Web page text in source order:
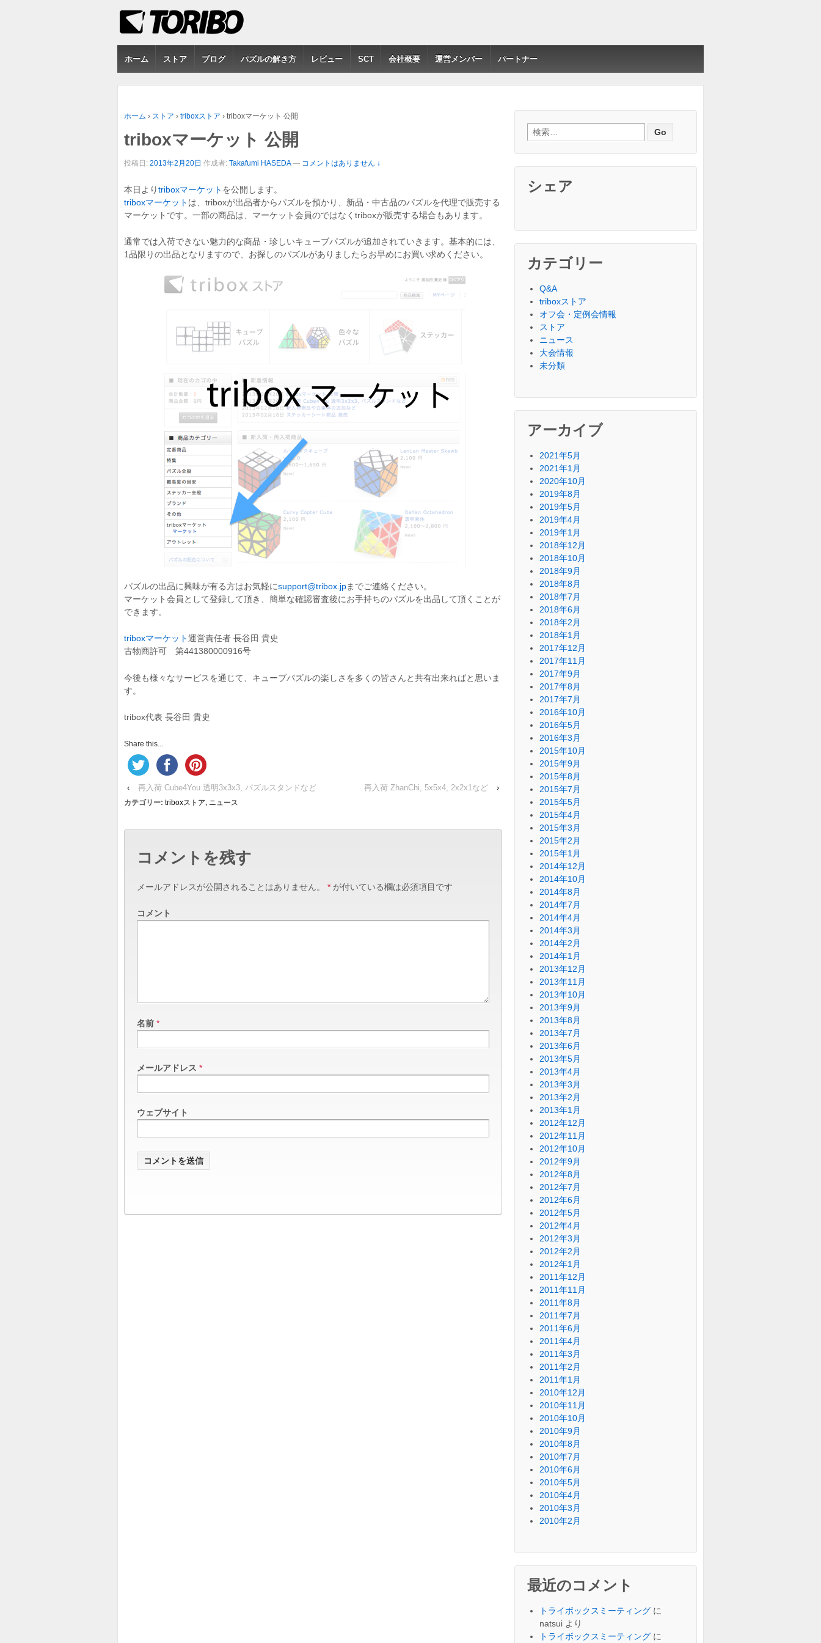
ホーム ストア ブログ パズルの解き方 レビュー SCT 会社概要 運営メンバー パートナー
ホーム › ストア › triboxストア › triboxマーケット 公開
triboxマーケット 公開
投稿日: 2013年2月20日 作成者: Takafumi HASEDA — コメントはありません ↓
本日よりtriboxマーケット を公開します。
triboxマーケット は、triboxが出品者からパズルを預かり、新品・中古品のパズルを代理で販売する
マーケットです。一部の商品は、マーケット会員のではなくtriboxが販売する場合もあります。
通常では入荷できない魅力的な商品・珍しいキューブパズルが追加されていきます。基本的には、
1品限りの出品となりますので、お探しのパズルがありましたらお早めにお買い求めください。
パズルの出品に興味が有る方はお気軽にsupport@tribox.jpまでご連絡ください。
マーケット会員として登録して頂き、簡単な確認審査後にお手持ちのパズルを出品して頂くことが
できます。
triboxマーケット運営責任者 長谷田 貴史
古物商許可 第441380000916号
今後も様々なサービスを通じて、キューブパズルの楽しさを多くの皆さんと共有出来ればと思いま
す。
tribox代表 長谷田 貴史
Share this...
‹ 再入荷 Cube4You 透明3x3x3, パズルスタンドなど 再入荷 ZhanChi, 5x5x4, 2x2x1など ›
カテゴリー: triboxストア, ニュース
コメントを残す
メールアドレスが公開されることはありません。 * が付いている欄は必須項目です
コメント
名前 *
メールアドレス *
ウェブサイト
検索:
シェア
カテゴリー
Q&A
triboxストア
オフ会・定例会情報
ストア
ニュース
大会情報
未分類
アーカイブ
2021年5月
2021年1月
2020年10月
2019年8月
2019年5月
2019年4月
2019年1月
2018年12月
2018年10月
2018年9月
2018年8月
2018年7月
2018年6月
2018年2月
2018年1月
2017年12月
2017年11月
2017年9月
2017年8月
2017年7月
2016年10月
2016年5月
2016年3月
2015年10月
2015年9月
2015年8月
2015年7月
2015年5月
2015年4月
2015年3月
2015年2月
2015年1月
2014年12月
2014年10月
2014年8月
2014年7月
2014年4月
2014年3月
2014年2月
2014年1月
2013年12月
2013年11月
2013年10月
2013年9月
2013年8月
2013年7月
2013年6月
2013年5月
2013年4月
2013年3月
2013年2月
2013年1月
2012年12月
2012年11月
2012年10月
2012年9月
2012年8月
2012年7月
2012年6月
2012年5月
2012年4月
2012年3月
2012年2月
2012年1月
2011年12月
2011年11月
2011年8月
2011年7月
2011年6月
2011年4月
2011年3月
2011年2月
2011年1月
2010年12月
2010年11月
2010年10月
2010年9月
2010年8月
2010年7月
2010年6月
2010年5月
2010年4月
2010年3月
2010年2月
最近のコメント
トライボックスミーティングに
natsuiより
トライボックスミーティングに